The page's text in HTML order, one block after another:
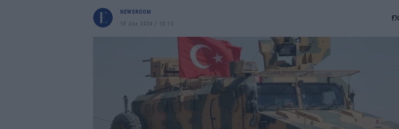
NEWSROOM
18 Δεκ 2024
10:15